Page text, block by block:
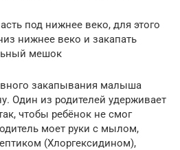
под нижнее веко, для этого
нижнее веко и закапать
мешок
закапывания малыша
Один из родителей удерживает
чтобы ребёнок не смог
моет руки с мылом,
(Хлоргексидином),